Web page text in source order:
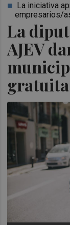
La
AJEV
La iniciativa
empresarios/